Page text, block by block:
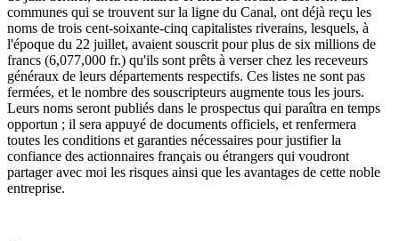
communes qui se trouvent sur la ligne du Canal, ont déjà reçu les
noms de trois cent-soixante-cinq capitalistes riverains, lesquels, à
l'époque du 22 juillet, avaient souscrit pour plus de six millions de
francs (6,077,000 fr.) qu'ils sont prêts à verser chez les receveurs
généraux de leurs départements respectifs. Ces listes ne sont pas
fermées, et le nombre des souscripteurs augmente tous les jours.
Leurs noms seront publiés dans le prospectus qui paraîtra en temps
opportun ; il sera appuyé de documents officiels, et renfermera
toutes les conditions et garanties nécessaires pour justifier la
confiance des actionnaires français ou étrangers qui voudront
partager avec moi les risques ainsi que les avantages de cette noble
entreprise.